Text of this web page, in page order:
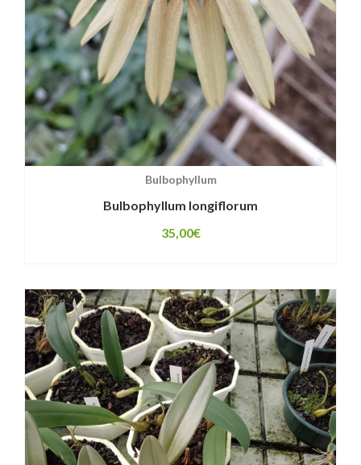
Bulbophyllum
Bulbophyllum longiflorum
35,00€